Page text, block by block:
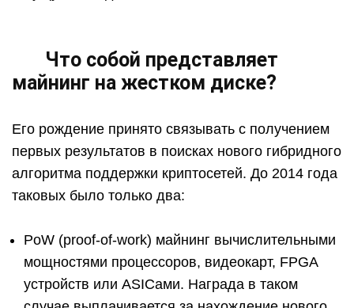
Что собой представляет
майнинг на жестком диске?
Его рождение принято связывать с получением
первых результатов в поисках нового гибридного
алгоритма поддержки криптосетей. До 2014 года
таковых было только два:
PoW (proof-of-work) майнинг вычислительными
мощностями процессоров, видеокарт, FPGA
устройств или ASICами. Награда в таком